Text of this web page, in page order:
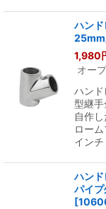
ハン
1,980
オー
ハン
型継
自作
ロー
イン
ハン
パイ
[